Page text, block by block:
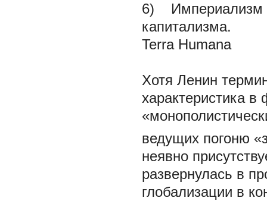
6) Империализм
капитализма.
Terra Humana
Хотя Ленин
характеристика в
ведущих погоню
неявно
развернулась в
глобализации в